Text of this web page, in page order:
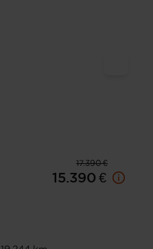
17.390 €
15.390 €